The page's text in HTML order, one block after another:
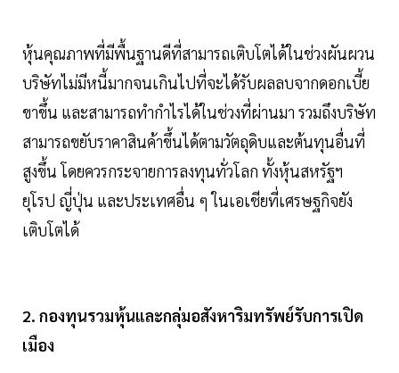
หุ้นคุณภาพที่มีพื้นฐานดีที่สามารถเติบโตได้ในช่วงผันผวน
บริษัทไม่มีหนี้มากจนเกินไปที่จะได้รับผลลบจากดอกเบี้ย
ขาขึ้น และสามารถทำกำไรได้ในช่วงที่ผ่านมา รวมถึงบริษัท
สามารถขยับราคาสินค้าขึ้นได้ตามวัตถุดิบและต้นทุนอื่นที่
สูงขึ้น โดยควรกระจายการลงทุนทั่วโลก ทั้งหุ้นสหรัฐฯ
ยุโรป ญี่ปุ่น และประเทศอื่น ๆ ในเอเชียที่เศรษฐกิจยัง
เติบโตได้
2. กองทุนรวมหุ้นและกลุ่มอสังหาริมทรัพย์รับการเปิด
เมือง